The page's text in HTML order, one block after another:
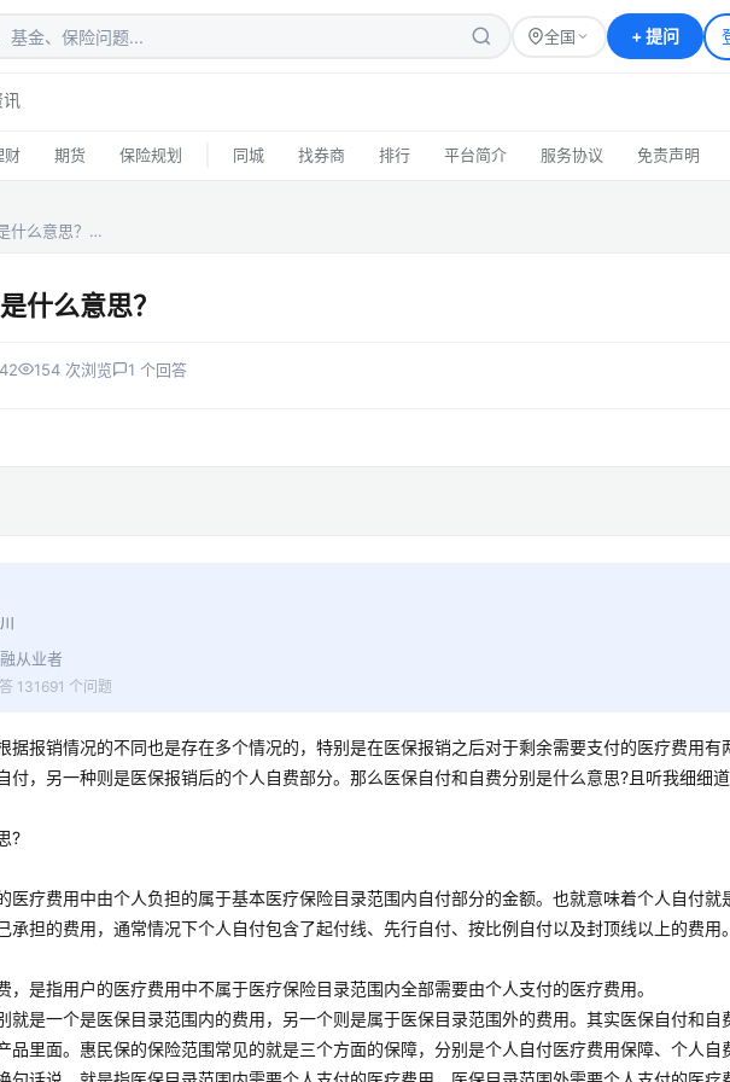
全国 +提问
财 期货 保险规划 同城 找券商 排行 平台简介 服务协议 免责声明
什么意思？…
什么意思？
154 次浏览 1 个回答
从业者
131691 个问题
据报销情况的不同也是存在多个情况的，特别是在医保报销之后对于剩余需要支付的医疗费用有
付，另一种则是医保报销后的个人自费部分。那么医保自付和自费分别是什么意思?且听我细细
?
医疗费用中由个人负担的属于基本医疗保险目录范围内自付部分的金额。也就意味着个人自付就
承担的费用，通常情况下个人自付包含了起付线、先行自付、按比例自付以及封顶线以上的费用
，是指用户的医疗费用中不属于医疗保险目录范围内全部需要由个人支付的医疗费用。
就是一个是医保目录范围内的费用，另一个则是属于医保目录范围外的费用。其实医保自付和自
品里面。惠民保的保险范围常见的就是三个方面的保障，分别是个人自付医疗费用保障、个人自